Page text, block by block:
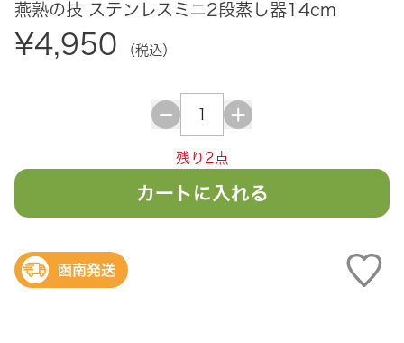
燕熟の技 ステンレスミニ2段蒸し器14cm
¥4,950 （税込）
残り2点
カートに入れる
函南発送